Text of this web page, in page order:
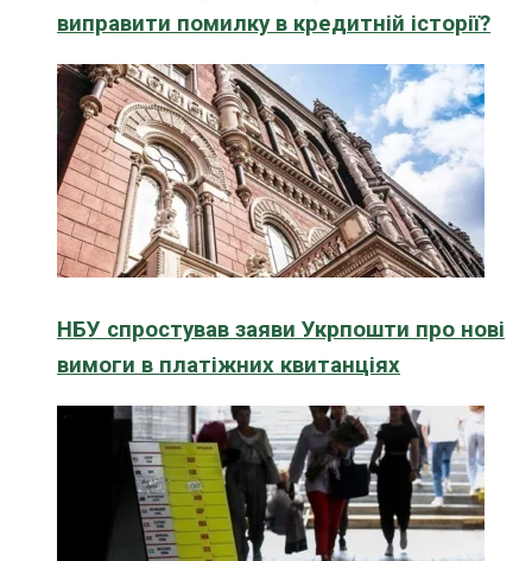
виправити помилку в кредитній історії?
НБУ спростував заяви Укрпошти про нові
вимоги в платіжних квитанціях